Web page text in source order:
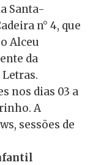
Santa-
n° 4, que
Alceu
da
nos dias 03 a
A
sessões de